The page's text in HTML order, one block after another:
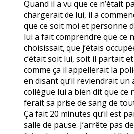
Quand il a vu que ce n’était
chargerait de lui, il a
que ce soit moi et personne
lui a fait comprendre que ce
choisissait, que j’étais
c’était soit lui, soit il partait
comme ça il appellerait la
en disant qu’il reviendrait
collègue lui a bien dit que ce
ferait sa prise de sang de
Ça fait 20 minutes qu’il est
salle de pause. J’arrête pas